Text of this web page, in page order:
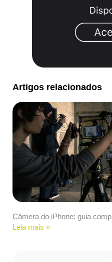
Artigos relacionados
Câmera do iPhone: guia
Leia mais »